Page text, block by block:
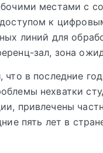
местами с
к
линий для
зал, зона
в последние
нехватки
привлечены
пять лет в